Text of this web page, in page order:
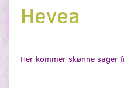
Hevea
Her kommer skønne sager